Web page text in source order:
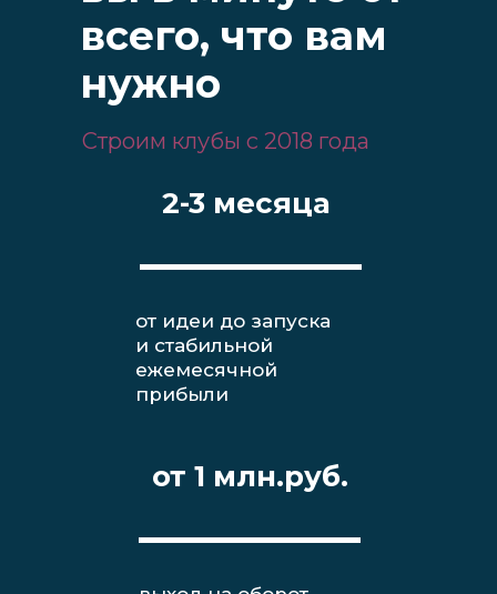
всего, что вам
нужно
2-3 месяца
от идеи до запуска
и стабильной
ежемесячной
прибыли
от 1 млн.руб.
Строим клубы с 2018 года